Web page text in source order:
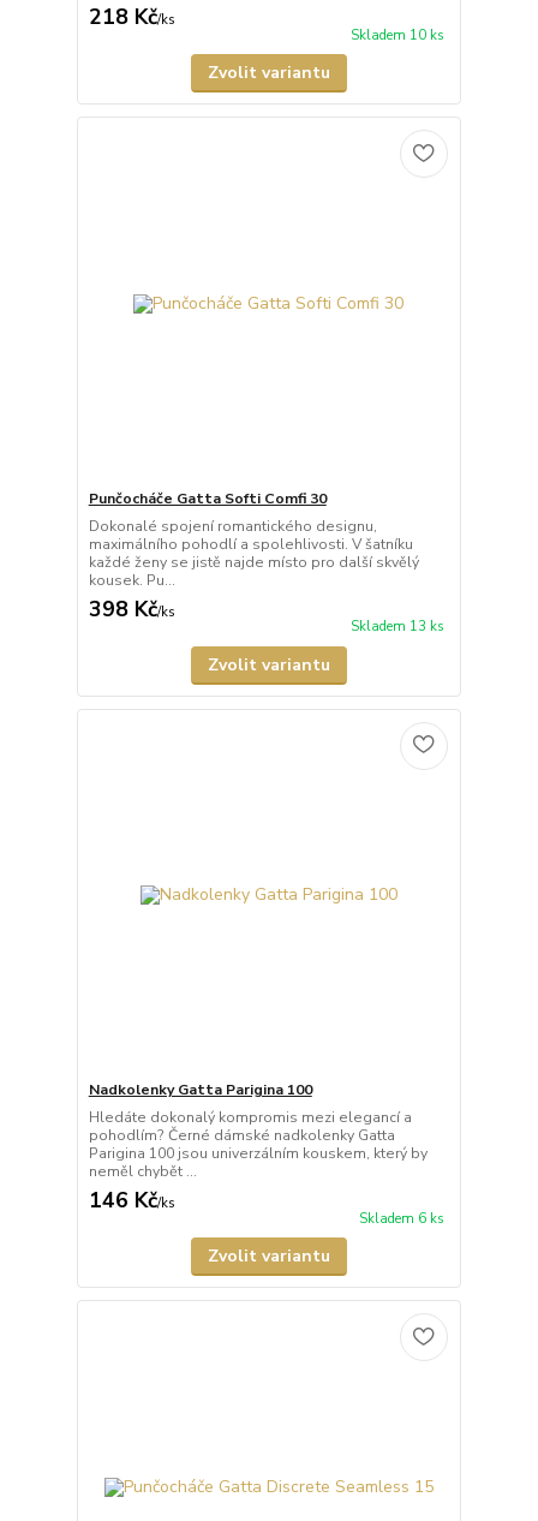
218 Kč/ks
Skladem 10 ks
Zvolit variantu
Punčocháče Gatta Softi Comfi 30
Dokonalé spojení romantického designu,
maximálního pohodlí a spolehlivosti. V šatníku
každé ženy se jistě najde místo pro další skvělý
kousek. Pu...
398 Kč/ks
Skladem 13 ks
Zvolit variantu
Nadkolenky Gatta Parigina 100
Hledáte dokonalý kompromis mezi elegancí a
pohodlím? Černé dámské nadkolenky Gatta
Parigina 100 jsou univerzálním kouskem, který by
neměl chybět ...
146 Kč/ks
Skladem 6 ks
Zvolit variantu